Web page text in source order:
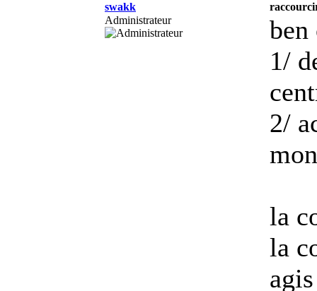
swakk
Administrateur
ben
1/
2/
la
la